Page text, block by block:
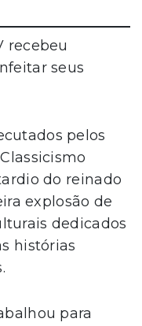
recebeu
seus
pelos
do reinado
explosão de
dedicados
histórias
para